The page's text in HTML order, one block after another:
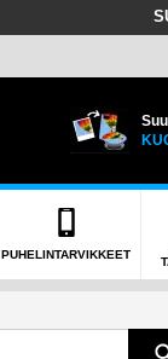
PUHELINTARVIKKEET